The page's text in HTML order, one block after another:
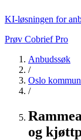
KI-løsningen for
Prøv Cobrief Pro
Anbudssøk
/
Oslo
/
og